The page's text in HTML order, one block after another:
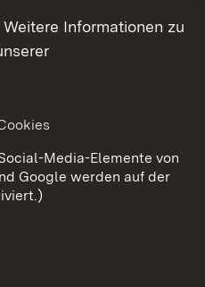
Barrierefreiheit
Cookies
Informationen zu
Media-Elemente von
Google werden auf der